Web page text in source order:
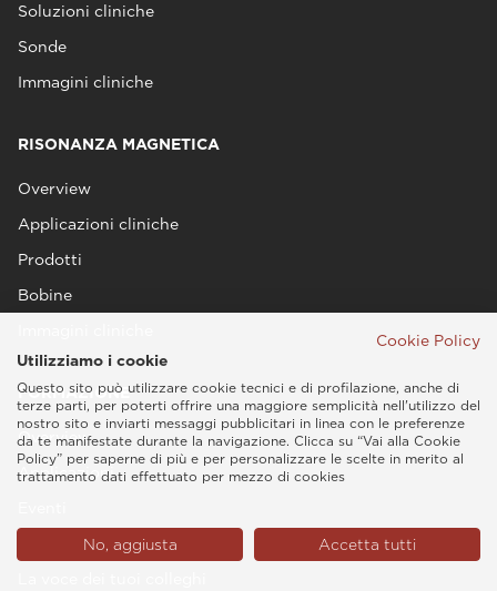
Soluzioni cliniche
Sonde
Immagini cliniche
RISONANZA MAGNETICA
Overview
Applicazioni cliniche
Prodotti
Bobine
FORMAZIONE
Overview
Applicazioni
Meet the Expert
Cookie Policy
Utilizziamo i cookie
Questo sito può utilizzare cookie tecnici e di profilazione, anche di
terze parti, per poterti offrire una maggiore semplicità nell'utilizzo del
nostro sito e inviarti messaggi pubblicitari in linea con le preferenze
da te manifestate durante la navigazione. Clicca su “Vai alla Cookie
Policy” per saperne di più e per personalizzare le scelte in merito al
trattamento dati effettuato per mezzo di cookies
No, aggiusta Accetta tutti